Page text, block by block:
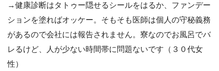
→健康診断はタトゥー隠せるシールをはるか、ファンデー
ションを塗ればオッケー。そもそも医師は個人の守秘義務
があるので会社には報告されません。寮なのでお風呂でバ
レるけど、人が少ない時間帯に問題ないです（３０代女
性）